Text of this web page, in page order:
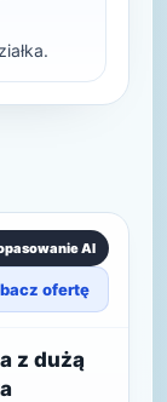
AI
ofertę
z dużą